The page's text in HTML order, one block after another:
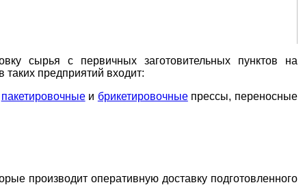
сырья с первичных заготовительных пунктов на
предприятий входит:
пакетировочныеи брикетировочныепрессы, переносные
производит оперативную доставку подготовленного